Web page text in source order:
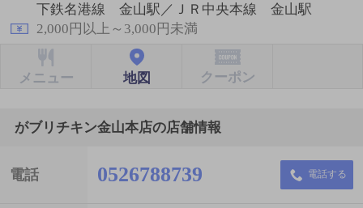
下鉄名港線 金山駅／ＪＲ中央本線 金山駅
2,000円以上～3,000円未満
メニュー 地図 クーポン
がブリチキン金山本店の店舗情報
電話 0526788739 電話する